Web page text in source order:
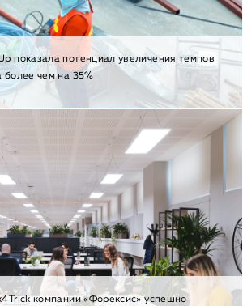
показала потенциал увеличения темпов
более чем на 35%
компании «Форексис» успешно